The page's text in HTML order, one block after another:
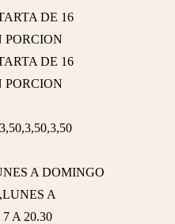
DE 16
PORCION
DE 16
PORCION
A DOMINGO
A
A 20.30